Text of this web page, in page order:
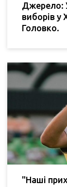
Джерело:
виборів у
Головко.
"Наші